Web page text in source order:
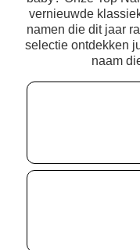
vernieuwde
namen die dit jaar
selectie ontdekken
naam